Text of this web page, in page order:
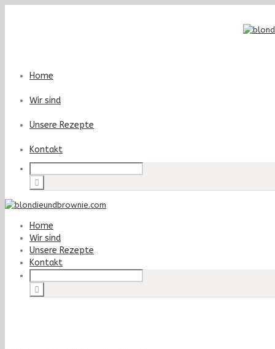
Home
Wir sind
Unsere Rezepte
Kontakt
Home
Wir sind
Unsere Rezepte
Kontakt